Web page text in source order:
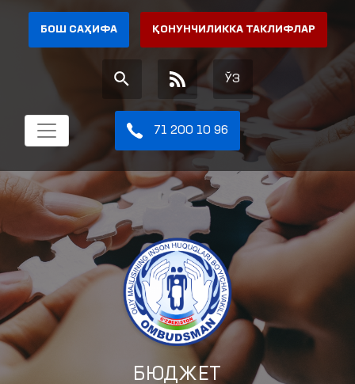
БОШ САҲИФА ҚОНУНЧИЛИККА ТАКЛИФЛАР
ЎЗ
71 200 10 96
БЮДЖЕТ